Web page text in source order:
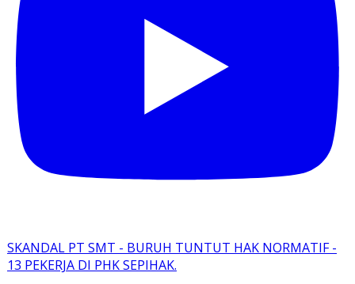
SKANDAL PT SMT - BURUH TUNTUT HAK NORMATIF -
13 PEKERJA DI PHK SEPIHAK.